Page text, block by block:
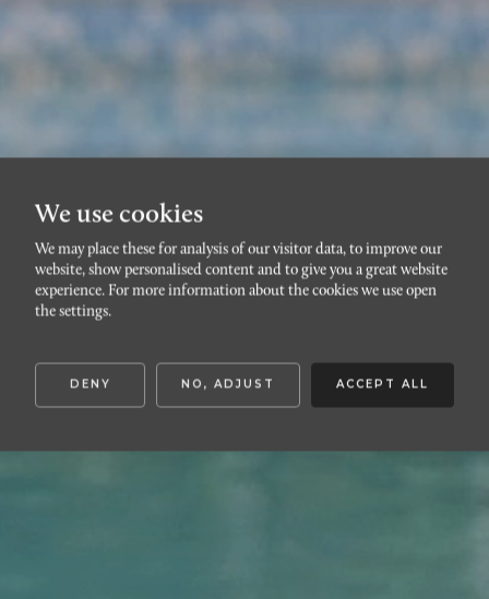
Vill du arbeta med hem
We use cookies
We may place these for analysis of our visitor data, to improve our
website, show personalised content and to give you a great website
experience. For more information about the cookies we use open
the settings.
DENY NO, ADJUST ACCEPT ALL